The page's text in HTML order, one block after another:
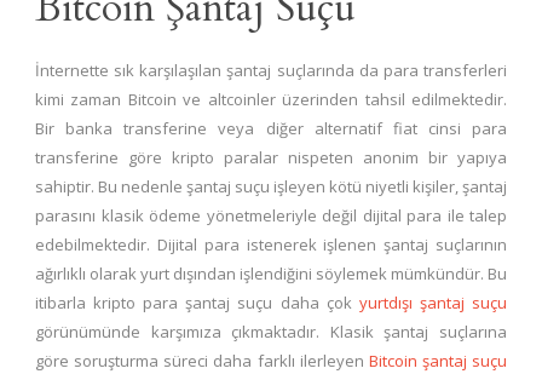
İnternette sık karşılaşılan şantaj suçlarında da para transferleri
kimi zaman Bitcoin ve altcoinler üzerinden tahsil edilmektedir.
Bir banka transferine veya diğer alternatif fiat cinsi para
transferine göre kripto paralar nispeten anonim bir yapıya
sahiptir. Bu nedenle şantaj suçu işleyen kötü niyetli kişiler, şantaj
parasını klasik ödeme yönetmeleriyle değil dijital para ile talep
edebilmektedir. Dijital para istenerek işlenen şantaj suçlarının
ağırlıklı olarak yurt dışından işlendiğini söylemek mümkündür. Bu
itibarla kripto para şantaj suçu daha çok yurtdışı şantaj suçu
görünümünde karşımıza çıkmaktadır. Klasik şantaj suçlarına
göre soruşturma süreci daha farklı ilerleyen Bitcoin şantaj suçu